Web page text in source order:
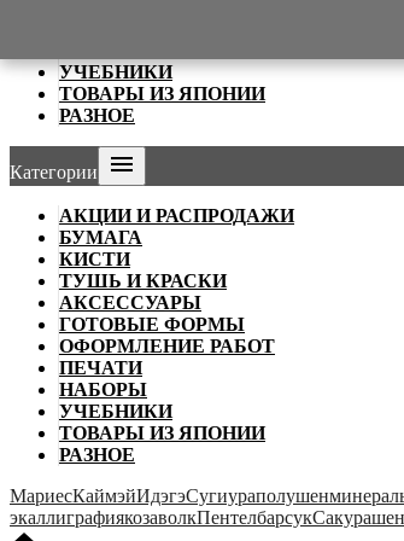
УЧЕБНИКИ
ТОВАРЫ ИЗ ЯПОНИИ
РАЗНОЕ
Категории 
АКЦИИ И РАСПРОДАЖИ
БУМАГА
КИСТИ
ТУШЬ И КРАСКИ
АКСЕССУАРЫ
ГОТОВЫЕ ФОРМЫ
ОФОРМЛЕНИЕ РАБОТ
ПЕЧАТИ
НАБОРЫ
УЧЕБНИКИ
ТОВАРЫ ИЗ ЯПОНИИ
РАЗНОЕ
МариесКаймэйИдэгэСугиураполушен
экаллиграфиякозаволкПентелбарсукСакура